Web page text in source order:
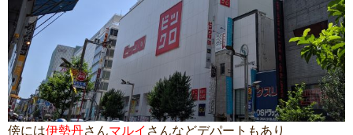
傍には伊勢丹さんマルイ さんなどデパートもあり